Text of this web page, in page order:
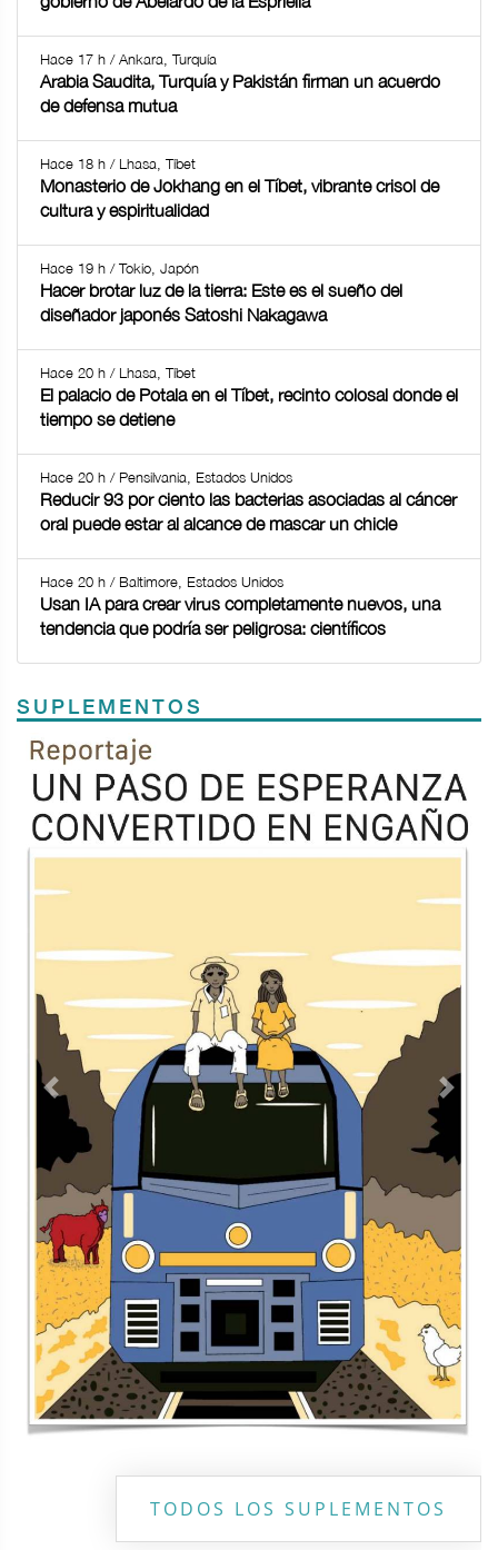
Hace 17 h / Ankara, Turquía
Arabia Saudita, Turquía y Pakistán firman un acuerdo
de defensa mutua
Hace 18 h / Lhasa, Tíbet
Monasterio de Jokhang en el Tíbet, vibrante crisol de
cultura y espiritualidad
Hace 19 h / Tokio, Japón
Hacer brotar luz de la tierra: Este es el sueño del
diseñador japonés Satoshi Nakagawa
Hace 20 h / Lhasa, Tíbet
El palacio de Potala en el Tíbet, recinto colosal donde el
tiempo se detiene
Hace 20 h / Pensilvania, Estados Unidos
Reducir 93 por ciento las bacterias asociadas al cáncer
oral puede estar al alcance de mascar un chicle
Hace 20 h / Baltimore, Estados Unidos
Usan IA para crear virus completamente nuevos, una
tendencia que podría ser peligrosa: científicos
SUPLEMENTOS
Previous
TODOS LOS SUPLEMENTOS
Contacto Directorio Aviso de privacidad
Copyright ©2026 Todos los derechos reservados | La Jornada
Maya